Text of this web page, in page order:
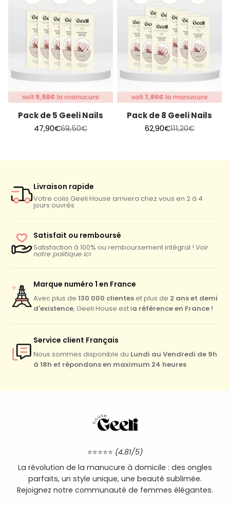
Pack de 5 Geeli Nails
Prix de vente
47,90€Prix normal
69,50€
Pack de 8 Geeli Nails
Prix de vente
62,90€Prix normal
111,20€
Livraison rapide
Votre colis Geeli House arrivera chez vous en 2 à 4
jours ouvrés
Satisfait ou remboursé
Satisfaction à 100% ou remboursement intégral ! Voir
notre politique ici
Marque numéro 1 en France
Avec plus de 130 000 clientes et plus de 2 ans et demi
d'existence, Geeli House est l a référence en France !
Service client Français
Nous sommes disponible du Lundi au Vendredi de 9h
à 18h et répondons en maximum 24 heures
⭐⭐⭐⭐⭐ (4.81/5)
La révolution de la manucure à domicile : des ongles
parfaits, un style unique, une beauté sublimée.
Rejoignez notre communauté de femmes élégantes.